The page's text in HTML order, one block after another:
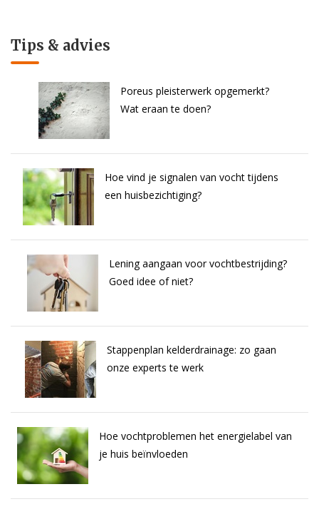
Tips & advies
Poreus pleisterwerk opgemerkt?
Wat eraan te doen?
Hoe vind je signalen van vocht tijdens
een huisbezichtiging?
Lening aangaan voor vochtbestrijding?
Goed idee of niet?
Stappenplan kelderdrainage: zo gaan
onze experts te werk
Hoe vochtproblemen het energielabel van
je huis beïnvloeden